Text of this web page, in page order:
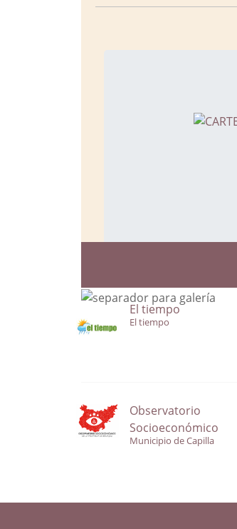
El tiempo
El tiempo
Observatorio
Socioeconómico
Municipio de Capilla